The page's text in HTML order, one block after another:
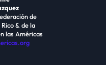
de
& de la
las Américas